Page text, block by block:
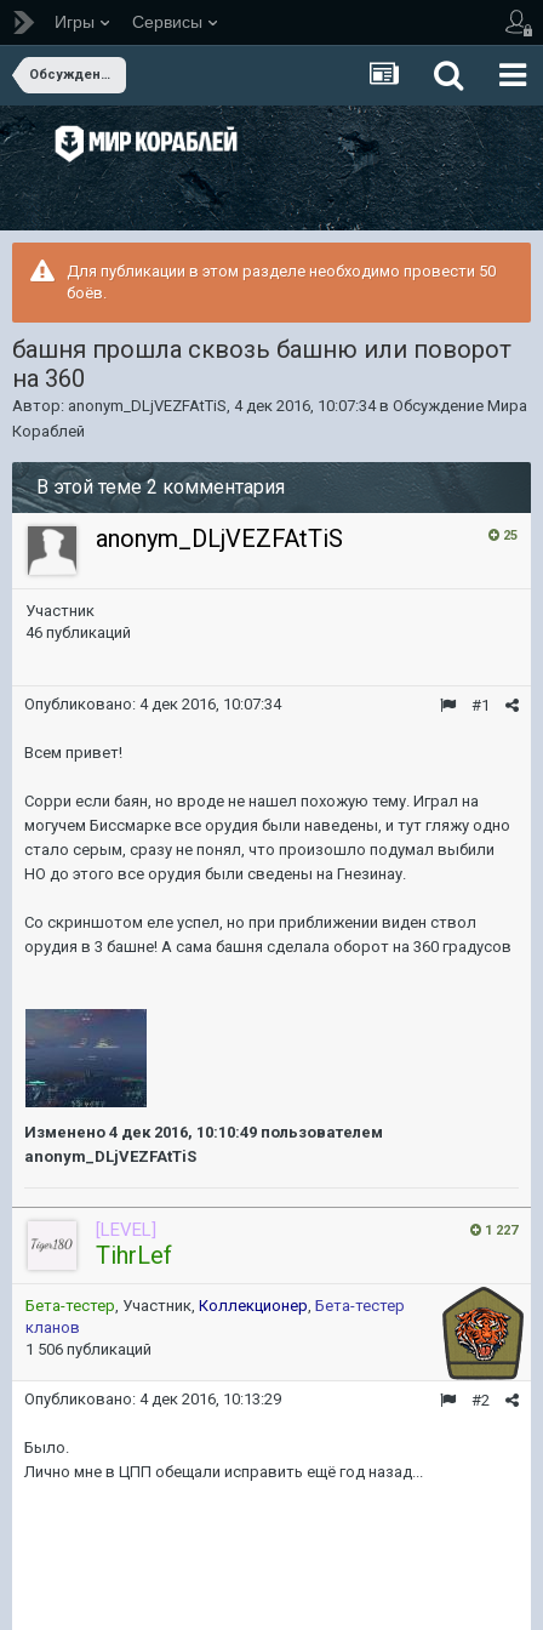
Игры Сервисы
Обсуждение Мира Кораблей
Для публикации в этом разделе необходимо провести 50
боёв.
башня прошла сквозь башню или поворот
на 360
Автор: anonym_DLjVEZFAtTiS, 4 дек 2016, 10:07:34в Обсуждение Мира
Кораблей
В этой теме 2 комментария
25
anonym_DLjVEZFAtTiS
Участник
46 публикаций
#1
Опубликовано: 4 дек 2016, 10:07:34
Всем привет!
Сорри если баян, но вроде не нашел похожую тему. Играл на
могучем Биссмарке все орудия были наведены, и тут гляжу одно
стало серым, сразу не понял, что произошло подумал выбили
НО до этого все орудия были сведены на Гнезинау.
Со скриншотом еле успел, но при приближении виден ствол
орудия в 3 башне! А сама башня сделала оборот на 360 градусов
Изменено 4 дек 2016, 10:10:49 пользователем
anonym_DLjVEZFAtTiS
1 227
[LEVEL]
TihrLef
Бета-тестер, Участник, Коллекционер, Бета-тестер
кланов
1 506 публикаций
#2
Опубликовано: 4 дек 2016, 10:13:29
Было.
Лично мне в ЦПП обещали исправить ещё год назад...